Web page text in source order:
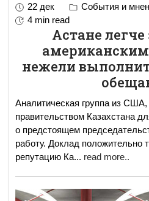
22 дек События и
4 min read
Астане
нежели
Аналитическая группа из США,
правительством Казахстана
о предстоящем
работу. Доклад положительно
репутацию Ка... read more..